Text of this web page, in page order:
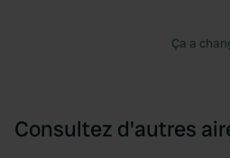
Ça a
Consultez d'autres